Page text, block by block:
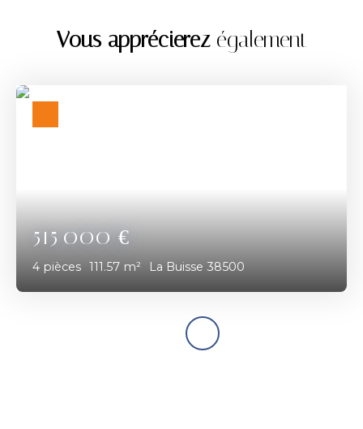
Vous apprécierezégalement
515 000€
4 pièces 111.57 m² La Buisse 38500